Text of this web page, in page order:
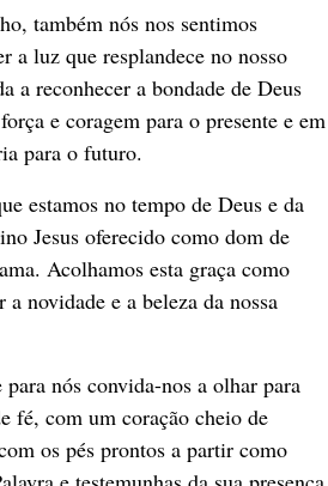
também nós nos sentimos
a luz que resplandece no nosso
a reconhecer a bondade de Deus
e coragem para o presente e em
para o futuro.
estamos no tempo de Deus e da
Jesus oferecido como dom de
Acolhamos esta graça como
novidade e a beleza da nossa
nós convida-nos a olhar para
fé, com um coração cheio de
os pés prontos a partir como